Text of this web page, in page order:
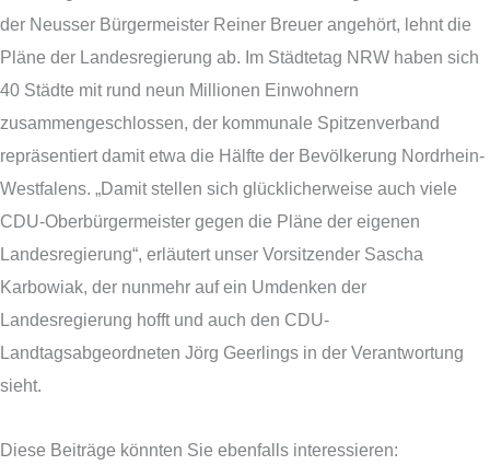
der Neusser Bürgermeister Reiner Breuer angehört, lehnt die
Pläne der Landesregierung ab. Im Städtetag NRW haben sich
40 Städte mit rund neun Millionen Einwohnern
zusammengeschlossen, der kommunale Spitzenverband
repräsentiert damit etwa die Hälfte der Bevölkerung Nordrhein-
Westfalens. „Damit stellen sich glücklicherweise auch viele
CDU-Oberbürgermeister gegen die Pläne der eigenen
Landesregierung“, erläutert unser Vorsitzender Sascha
Karbowiak, der nunmehr auf ein Umdenken der
Landesregierung hofft und auch den CDU-
Landtagsabgeordneten Jörg Geerlings in der Verantwortung
sieht.
Diese Beiträge könnten Sie ebenfalls interessieren: